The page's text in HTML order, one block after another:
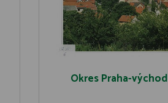
Okres Praha-východ